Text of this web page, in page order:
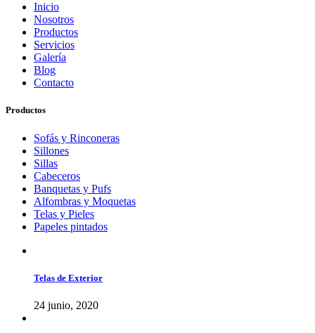
Inicio
Nosotros
Productos
Servicios
Galería
Blog
Contacto
Productos
Sofás y Rinconeras
Sillones
Sillas
Cabeceros
Banquetas y Pufs
Alfombras y Moquetas
Telas y Pieles
Papeles pintados
Telas de Exterior
24 junio, 2020